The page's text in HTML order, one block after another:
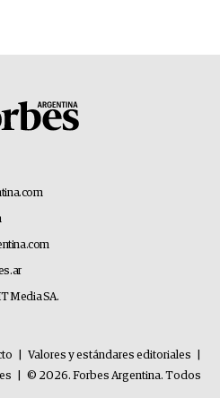
Media SA.
Valores y estándares editoriales
© 2026. Forbes Argentina. Todos